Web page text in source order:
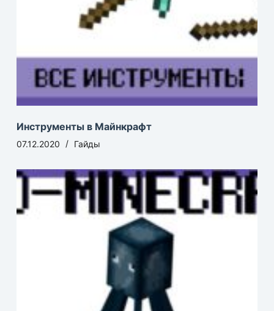
Инструменты в Майнкрафт
07.12.2020 Гайды